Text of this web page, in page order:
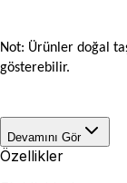
Not: Ürünler doğal
gösterebilir.
Devamını Gör
Özellikler